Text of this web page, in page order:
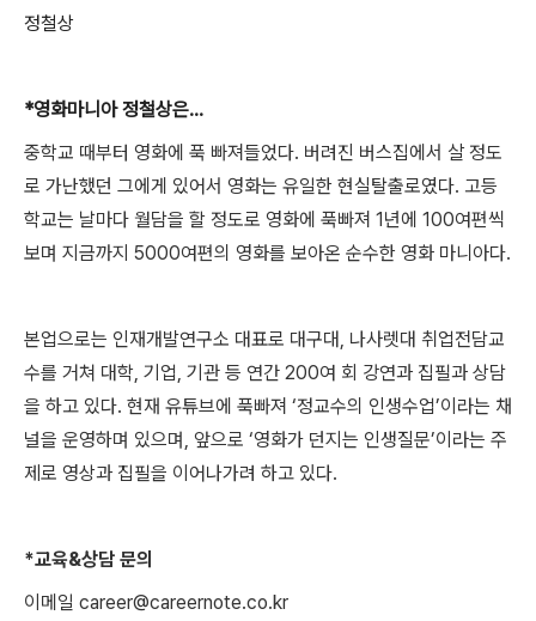
정철상
*영화마니아 정철상은...
중학교 때부터 영화에 푹 빠져들었다. 버려진 버스집에서 살 정도
로 가난했던 그에게 있어서 영화는 유일한 현실탈출로였다. 고등
학교는 날마다 월담을 할 정도로 영화에 푹빠져 1년에 100여편씩
보며 지금까지 5000여편의 영화를 보아온 순수한 영화 마니아다.
본업으로는 인재개발연구소 대표로 대구대 나사렛대 취업전담교
수를 거쳐 대학 기업 기관 등 연간 200여 회 강연과 집필과 상담
을 하고 있다. 현재 유튜브에 푹빠져 ‘정교수의 인생수업’이라는 채
널을 운영하며 있으며 앞으로 ‘영화가 던지는 인생질문’이라는 주
제로 영상과 집필을 이어나가려 하고 있다.
*교육&상담 문의
이메일 career@careernote.co.kr